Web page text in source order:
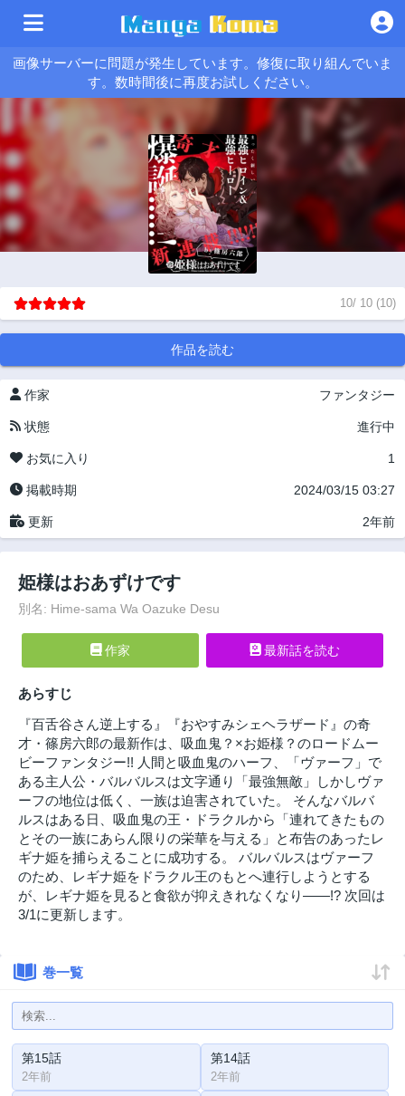
画像サーバーに問題が発生しています。修復に取り組んでいま
す。数時間後に再度お試しください。
10/ 10 (10)
作品を読む
作家 ファンタジー
状態 進行中
お気に入り 1
掲載時期 2024/03/15 03:27
更新 2年前
姫様はおあずけです
別名: Hime-sama Wa Oazuke Desu
作家 最新話を読む
あらすじ
『百舌谷さん逆上する』『おやすみシェヘラザード』の奇
才・篠房六郎の最新作は、吸血鬼？×お姫様？のロードムー
ビーファンタジー!! 人間と吸血鬼のハーフ、「ヴァーフ」で
ある主人公・バルバルスは文字通り「最強無敵」しかしヴァ
ーフの地位は低く、一族は迫害されていた。 そんなバルバ
ルスはある日、吸血鬼の王・ドラクルから「連れてきたもの
とその一族にあらん限りの栄華を与える」と布告のあったレ
ギナ姫を捕らえることに成功する。 バルバルスはヴァーフ
のため、レギナ姫をドラクル王のもとへ連行しようとする
が、レギナ姫を見ると食欲が抑えきれなくなり――!? 次回は
3/1に更新します。
巻一覧
第15話
2年前
第14話
2年前